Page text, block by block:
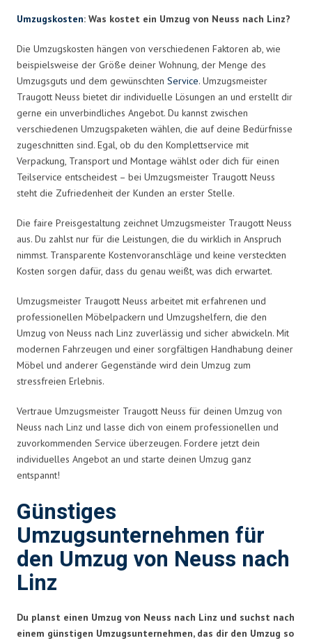
Umzugskosten: Was kostet ein Umzug von Neuss nach Linz?
Die Umzugskosten hängen von verschiedenen Faktoren ab, wie
beispielsweise der Größe deiner Wohnung, der Menge des
Umzugsguts und dem gewünschten Service. Umzugsmeister
Traugott Neuss bietet dir individuelle Lösungen an und erstellt dir
gerne ein unverbindliches Angebot. Du kannst zwischen
verschiedenen Umzugspaketen wählen, die auf deine Bedürfnisse
zugeschnitten sind. Egal, ob du den Komplettservice mit
Verpackung, Transport und Montage wählst oder dich für einen
Teilservice entscheidest – bei Umzugsmeister Traugott Neuss
steht die Zufriedenheit der Kunden an erster Stelle.
Die faire Preisgestaltung zeichnet Umzugsmeister Traugott Neuss
aus. Du zahlst nur für die Leistungen, die du wirklich in Anspruch
nimmst. Transparente Kostenvoranschläge und keine versteckten
Kosten sorgen dafür, dass du genau weißt, was dich erwartet.
Umzugsmeister Traugott Neuss arbeitet mit erfahrenen und
professionellen Möbelpackern und Umzugshelfern, die den
Umzug von Neuss nach Linz zuverlässig und sicher abwickeln. Mit
modernen Fahrzeugen und einer sorgfältigen Handhabung deiner
Möbel und anderer Gegenstände wird dein Umzug zum
stressfreien Erlebnis.
Vertraue Umzugsmeister Traugott Neuss für deinen Umzug von
Neuss nach Linz und lasse dich von einem professionellen und
zuvorkommenden Service überzeugen. Fordere jetzt dein
individuelles Angebot an und starte deinen Umzug ganz
entspannt!
Günstiges
Umzugsunternehmen für
den Umzug von Neuss nach
Linz
Du planst einen Umzug von Neuss nach Linz und suchst nach
einem günstigen Umzugsunternehmen, das dir den Umzug so